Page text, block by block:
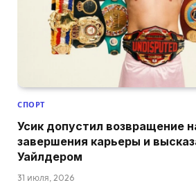
СПОРТ
Усик допустил возвращение
завершения карьеры и
Уайлдером
31 июля, 2026